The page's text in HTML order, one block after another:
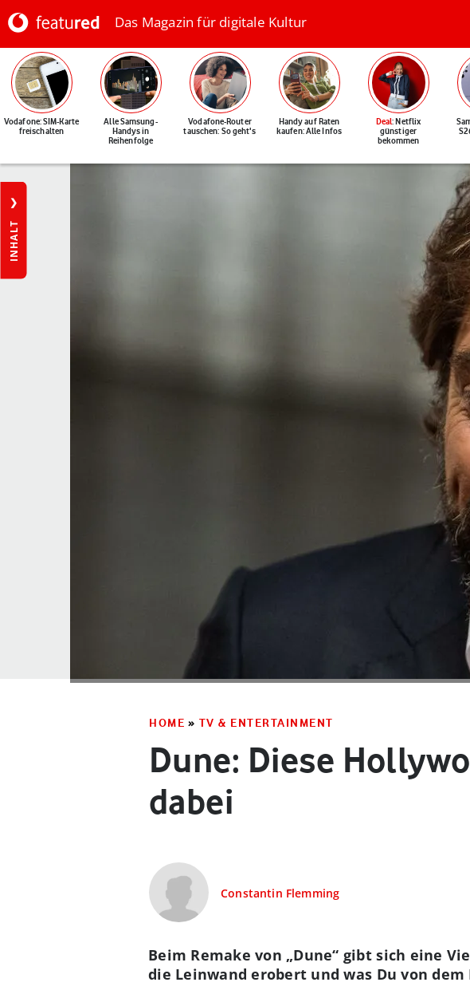
Das Magazin für digitale Kultur
Vodafone: SIM-Karte
freischalten
Alle Samsung-
Handys in
Reihenfolge
Vodafone-Router
tauschen: So geht's
Handy auf Raten
kaufen: Alle Infos
Deal: Netflix
günstiger
bekommen
INHALT
HOME » TV & ENTERTAINMENT
Dune: Diese
dabei
Constantin Flemming
Beim Remake von „Dune“ gibt sich eine
die Leinwand erobert und was Du von